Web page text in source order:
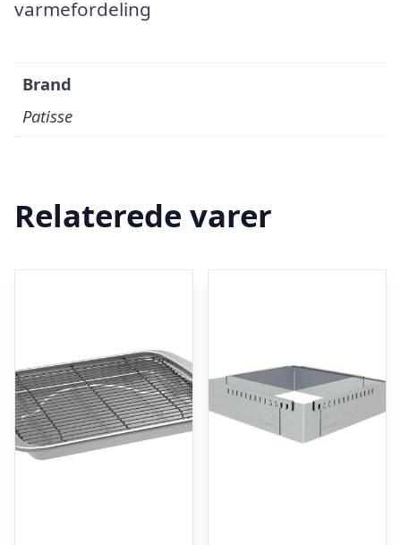
varmefordeling
Brand
Patisse
Relaterede varer